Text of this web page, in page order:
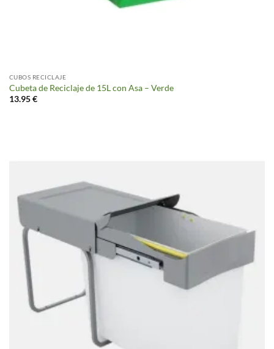
CUBOS RECICLAJE
Cubeta de Reciclaje de 15L con Asa – Verde
13.95€